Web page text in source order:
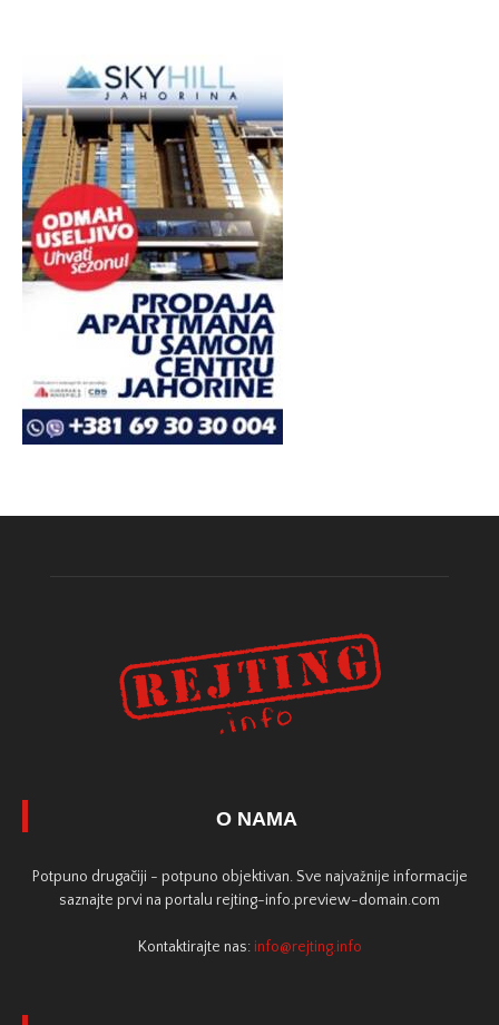
O NAMA
Potpuno drugačiji - potpuno objektivan. Sve najvažnije informacije
saznajte prvi na portalu rejting-info.preview-domain.com
Kontaktirajte nas: info@rejting.info